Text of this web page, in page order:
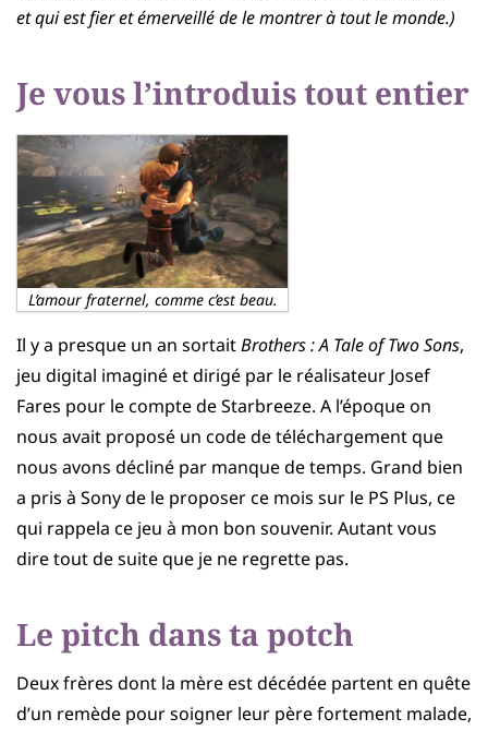
et qui est fier et émerveillé de le montrer à tout le monde.)
Je vous l’introduis tout entier
L’amour fraternel, comme c’est beau.
Il y a presque un an sortaitBrothers : A Tale of Two Sons,
jeu digital imaginé et dirigé par le réalisateur Josef
Fares pour le compte de Starbreeze. A l’époque on
nous avait proposé un code de téléchargement que
nous avons décliné par manque de temps. Grand bien
a pris à Sony de le proposer ce mois sur le PS Plus, ce
qui rappela ce jeu à mon bon souvenir. Autant vous
dire tout de suite que je ne regrette pas.
Le pitch dans ta potch
Deux frères dont la mère est décédée partent en quête
d’un remède pour soigner leur père fortement malade,